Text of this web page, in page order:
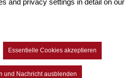
Essentielle Cookies akzeptieren
und Nachricht ausblenden